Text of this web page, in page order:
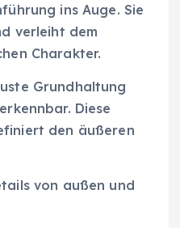
ins Auge. Sie
verleiht dem
Charakter.
Grundhaltung
Diese
den äußeren
von außen und